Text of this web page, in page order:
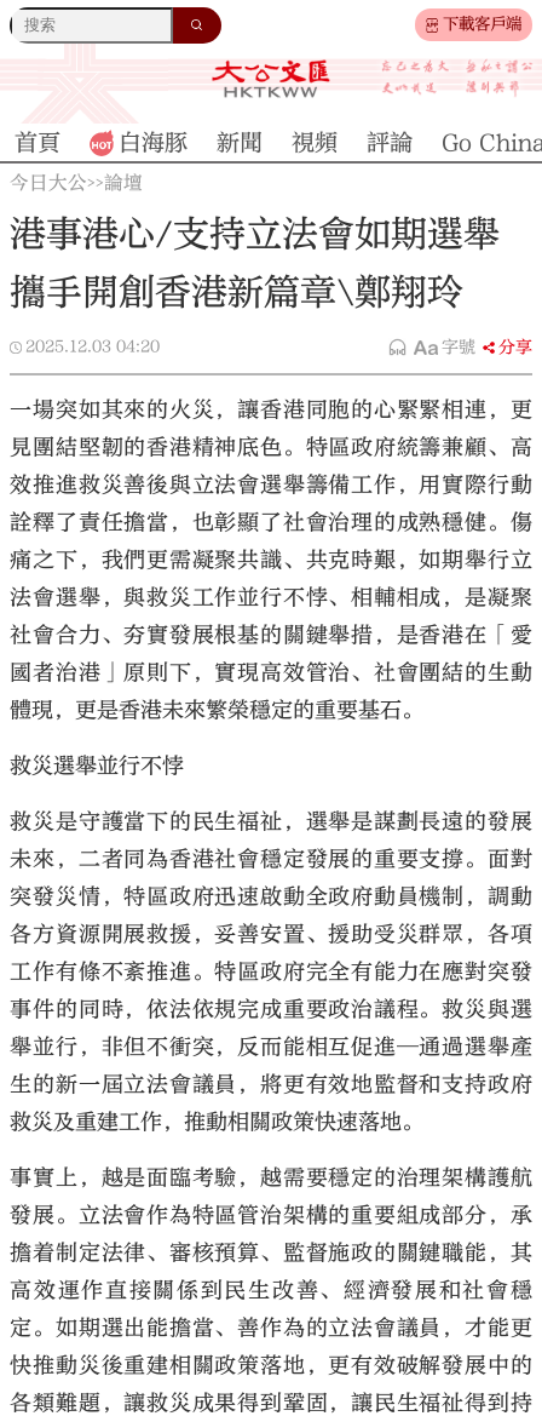
下載客戶端
大公文匯
首頁 白海豚 新聞 視頻 評論 Go
今日大公>>論壇
港事港心/支持立法會如期選舉
攜手開創香港新篇章\鄭翔玲
2025.12.03 04:20 字號 分享
一場突如其來的火災，讓香港同胞的心緊緊相連，更
見團結堅韌的香港精神底色。特區政府統籌兼顧、高
效推進救災善後與立法會選舉籌備工作，用實際行動
詮釋了責任擔當，也彰顯了社會治理的成熟穩健。傷
痛之下，我們更需凝聚共識、共克時艱，如期舉行立
法會選舉，與救災工作並行不悖、相輔相成，是凝聚
社會合力、夯實發展根基的關鍵舉措，是香港在「愛
國者治港」原則下，實現高效管治、社會團結的生動
體現，更是香港未來繁榮穩定的重要基石。
救災選舉並行不悖
救災是守護當下的民生福祉，選舉是謀劃長遠的發展
未來，二者同為香港社會穩定發展的重要支撐。面對
突發災情，特區政府迅速啟動全政府動員機制，調動
各方資源開展救援，妥善安置、援助受災群眾，各項
工作有條不紊推進。特區政府完全有能力在應對突發
事件的同時，依法依規完成重要政治議程。救災與選
舉並行，非但不衝突，反而能相互促進─通過選舉產
生的新一屆立法會議員，將更有效地監督和支持政府
救災及重建工作，推動相關政策快速落地。
事實上，越是面臨考驗，越需要穩定的治理架構護航
發展。立法會作為特區管治架構的重要組成部分，承
擔着制定法律、審核預算、監督施政的關鍵職能，其
高效運作直接關係到民生改善、經濟發展和社會穩
定。如期選出能擔當、善作為的立法會議員，才能更
快推動災後重建相關政策落地，更有效破解發展中的
各類難題，讓救災成果得到鞏固，讓民生福祉得到持